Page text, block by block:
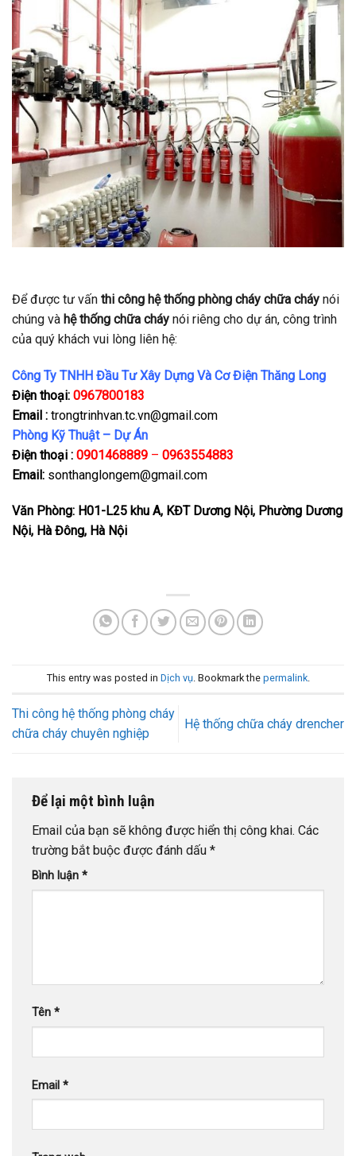
Để được tư vấn thi công hệ thống phòng cháy chữa cháy nói
chúng và hệ thống chữa cháy nói riêng cho dự án, công trình
của quý khách vui lòng liên hệ:
Công Ty TNHH Đầu Tư Xây Dựng Và Cơ Điện Thăng Long
Điện thoại: 0967800183
Email : trongtrinhvan.tc.vn@gmail.com
Phòng Kỹ Thuật – Dự Án
Điện thoại : 0901468889 – 0963554883
Email: sonthanglongem@gmail.com
Văn Phòng: H01-L25 khu A, KĐT Dương Nội, Phường Dương
Nội, Hà Đông, Hà Nội
This entry was posted in Dịch vụ. Bookmark the permalink.
Thi công hệ thống phòng cháy
chữa cháy chuyên nghiệp
Hệ thống chữa cháy drencher
Để lại một bình luận
Email của bạn sẽ không được hiển thị công khai. Các
trường bắt buộc được đánh dấu *
Bình luận *
Tên *
Email *